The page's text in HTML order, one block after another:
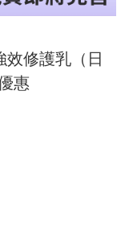
效修護乳（日
惠